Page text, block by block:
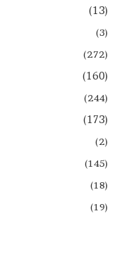
(13)
(3)
(272)
(160)
(244)
(173)
(2)
(145)
(18)
(19)